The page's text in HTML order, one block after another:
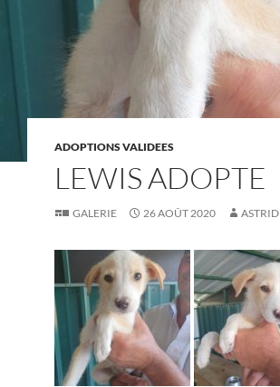
ADOPTIONS VALIDEES
LEWIS ADOPTE
GALERIE 26 AOÛT 2020 ASTRID